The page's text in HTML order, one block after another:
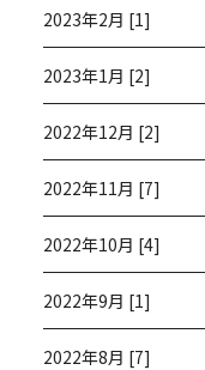
2023年2月 [1]
2023年1月 [2]
2022年12月 [2]
2022年11月 [7]
2022年10月 [4]
2022年9月 [1]
2022年8月 [7]